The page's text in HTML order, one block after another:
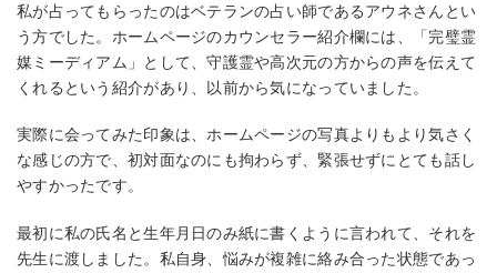
私が占ってもらったのはベテランの占い師であるアウネさんとい
う方でした。ホームページのカウンセラー紹介欄には、「完璧霊
媒ミーディアム」として、守護霊や高次元の方からの声を伝えて
くれるという紹介があり、以前から気になっていました。
実際に会ってみた印象は、ホームページの写真よりもより気さく
な感じの方で、初対面なのにも拘わらず、緊張せずにとても話し
やすかったです。
最初に私の氏名と生年月日のみ紙に書くように言われて、それを
先生に渡しました。私自身、悩みが複雑に絡み合った状態であっ